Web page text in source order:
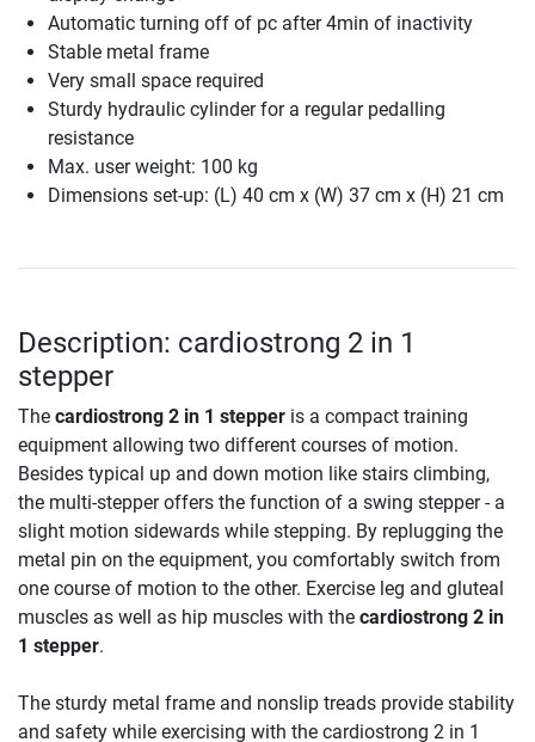
Automatic turning off of pc after 4min of inactivity
Stable metal frame
Very small space required
Sturdy hydraulic cylinder for a regular pedalling
resistance
Max. user weight: 100 kg
Dimensions set-up: (L) 40 cm x (W) 37 cm x (H) 21 cm
Description: cardiostrong 2 in 1
stepper
The cardiostrong 2 in 1 stepper is a compact training
equipment allowing two different courses of motion.
Besides typical up and down motion like stairs climbing,
the multi-stepper offers the function of a swing stepper - a
slight motion sidewards while stepping. By replugging the
metal pin on the equipment, you comfortably switch from
one course of motion to the other. Exercise leg and gluteal
muscles as well as hip muscles with the cardiostrong 2 in
1 stepper.
The sturdy metal frame and nonslip treads provide stability
and safety while exercising with the cardiostrong 2 in 1